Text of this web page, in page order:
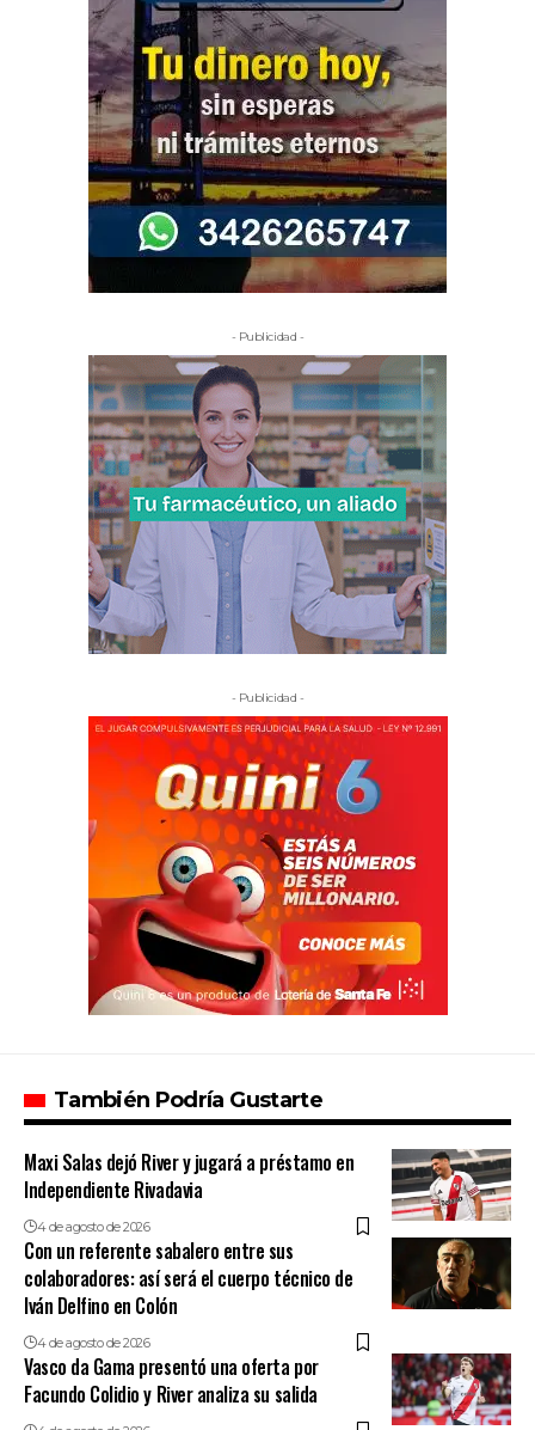
- Publicidad -
- Publicidad -
También Podría Gustarte
Maxi Salas dejó River y jugará a préstamo en
Independiente Rivadavia
4 de agosto de 2026
Con un referente sabalero entre sus
colaboradores: así será el cuerpo técnico de
Iván Delfino en Colón
4 de agosto de 2026
Vasco da Gama presentó una oferta por
Facundo Colidio y River analiza su salida